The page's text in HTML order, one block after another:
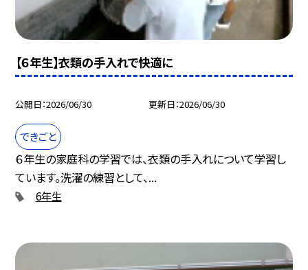
【６年生】衣類の手入れで快適に
公開日 2026/06/30 更新日 2026/06/30
できごと
６年生の家庭科の学習では、衣類の手入れについて学習し
ています。洗濯の練習として、...
6年生